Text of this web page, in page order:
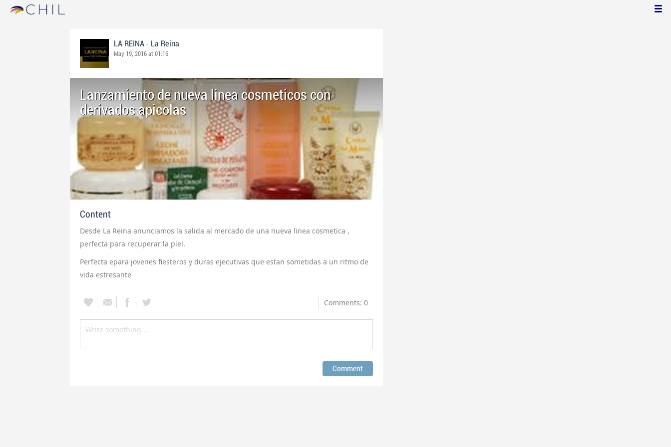
LA REINA - La Reina
May 19, 2016 at 01:16
Lanzamiento de nueva linea cosmeticos con
derivados apicolas
Content
Desde La Reina anunciamos la salida al mercado de una nueva linea cosmetica ,
perfecta para recuperar la piel.
Perfecta epara jovenes fiesteros y duras ejecutivas que estan sometidas a un ritmo de
vida estresante
Comments: 0